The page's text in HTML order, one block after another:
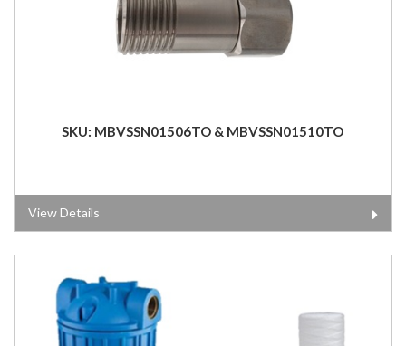
SKU: MBVSSN01506TO & MBVSSN01510TO
View Details